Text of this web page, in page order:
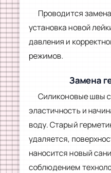
Проводится
установка новой
давления и
режимов.
Замена
Силиконовые швы
эластичность и
воду. Старый
удаляется,
наносится новый
соблюдением